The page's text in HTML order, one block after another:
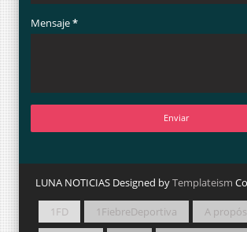
Mensaje*
LUNA NOTICIAS Designed byTemplateism
1FD 1FiebreDeportiva
A